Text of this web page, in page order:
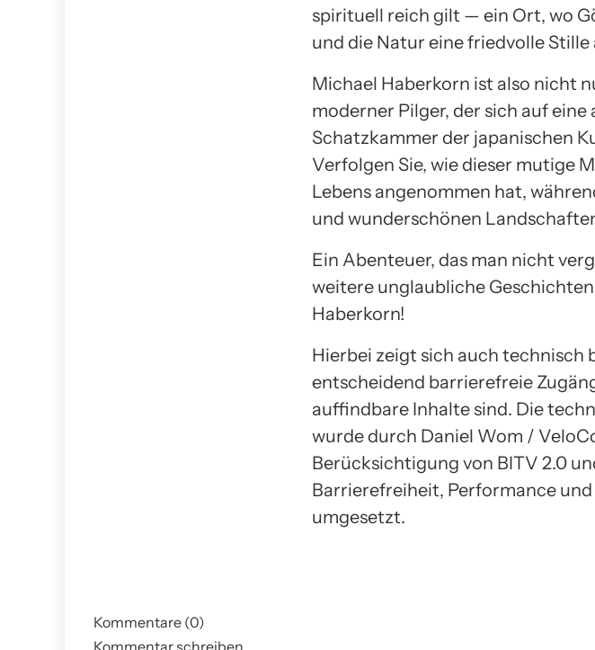
spirituell reich gilt — ein Ort, wo
und die Natur eine friedvolle
Michael Haberkorn ist also nicht
moderner Pilger, der sich auf
Schatzkammer der japanischen
Verfolgen Sie, wie dieser mutige
Lebens angenommen hat,
und wunderschönen
Ein Abenteuer, das man nicht
weitere unglaubliche
Haberkorn!
Hierbei zeigt sich auch
entscheidend barrierefreie
auffindbare Inhalte sind. Die
wurde durch Daniel Wom /
Berücksichtigung von BITV 2.0
Barrierefreiheit, Performance
umgesetzt.
Kommentare (0)
Kommentar schreiben